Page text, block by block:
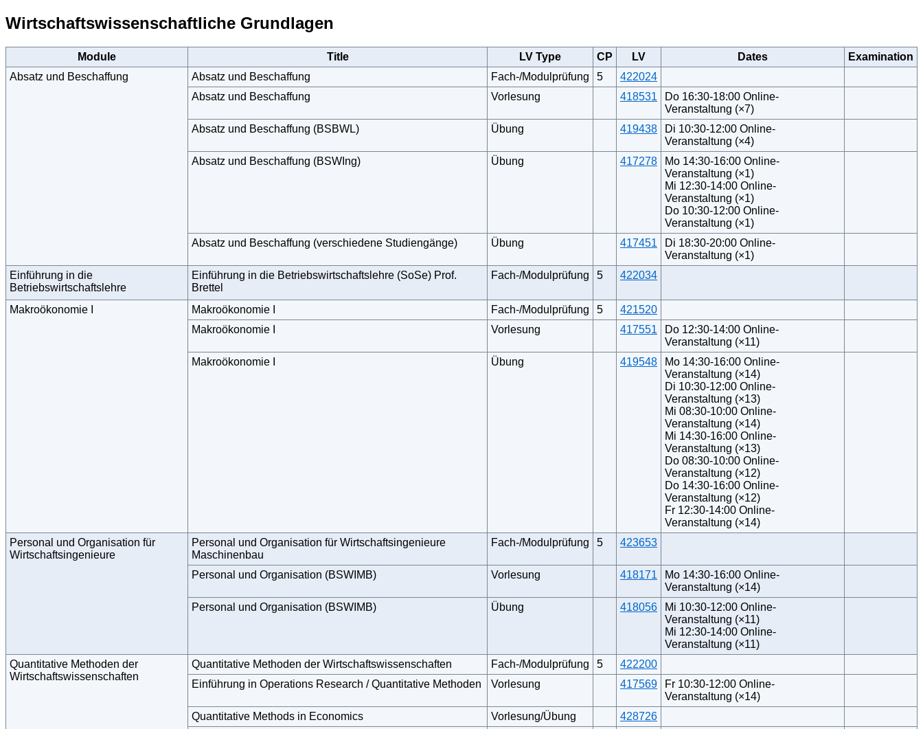
Wirtschaftswissenschaftliche Grundlagen
Module Title LV Type CP LV Dates
Examination
Absatz und Beschaffung
Absatz und Beschaffung Fach-/Modulprüfung 5
422024
Absatz und Beschaffung
Vorlesung 418531
Do 16:30-18:00 Online-
Veranstaltung (×7)
Absatz und Beschaffung (BSBWL)
Übung 419438
Di 10:30-12:00 Online-
Veranstaltung (×4)
Absatz und Beschaffung (BSWIng)
Übung 417278
Mo 14:30-16:00 Online-
Veranstaltung (×1)
Mi 12:30-14:00 Online-
Veranstaltung (×1)
Do 10:30-12:00 Online-
Veranstaltung (×1)
Absatz und Beschaffung (verschiedene Studiengänge)
Übung 417451
Di 18:30-20:00 Online-
Veranstaltung (×1)
Einführung in die
Betriebswirtschaftslehre
Einführung in die Betriebswirtschaftslehre (SoSe) Prof.
Brettel
Fach-/Modulprüfung 5 422034
Makroökonomie I Makroökonomie I Fach-/Modulprüfung 5
421520
Makroökonomie I
Vorlesung 417551
Do 12:30-14:00 Online-
Veranstaltung (×11)
Makroökonomie I
Übung 419548
Mo 14:30-16:00 Online-
Veranstaltung (×14)
Di 10:30-12:00 Online-
Veranstaltung (×13)
Mi 08:30-10:00 Online-
Veranstaltung (×14)
Mi 14:30-16:00 Online-
Veranstaltung (×13)
Do 08:30-10:00 Online-
Veranstaltung (×12)
Do 14:30-16:00 Online-
Veranstaltung (×12)
Fr 12:30-14:00 Online-
Veranstaltung (×14)
Personal und Organisation für
Wirtschaftsingenieure
Personal und Organisation für Wirtschaftsingenieure
Maschinenbau
Fach-/Modulprüfung 5 423653
Personal und Organisation (BSWIMB) Vorlesung 418171
Mo 14:30-16:00 Online-
Veranstaltung (×14)
Personal und Organisation (BSWIMB)
Übung 418056
Mi 10:30-12:00 Online-
Veranstaltung (×11)
Mi 12:30-14:00 Online-
Veranstaltung (×11)
Quantitative Methoden der
Wirtschaftswissenschaften
Quantitative Methoden der Wirtschaftswissenschaften Fach-/Modulprüfung 5
422200
Einführung in Operations Research / Quantitative Methoden
Vorlesung 417569
Fr 10:30-12:00 Online-
Veranstaltung (×14)
Quantitative Methods in Economics
Vorlesung/Übung
428726